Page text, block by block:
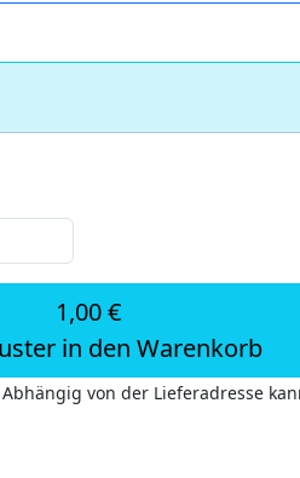
1,00 €
in den Warenkorb
Abhängig von der Lieferadresse